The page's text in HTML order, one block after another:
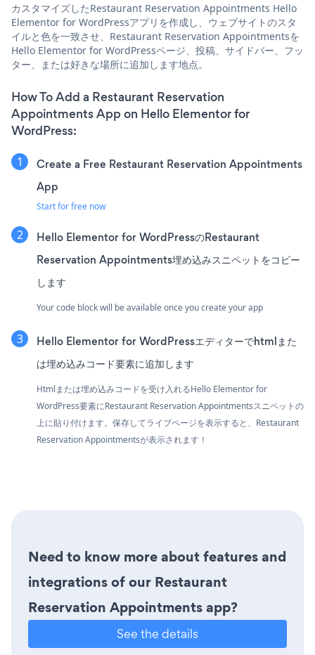
カスタマイズしたRestaurant Reservation Appointments Hello
Elementor for WordPressアプリを作成し、ウェブサイトのスタ
イルと色を一致させ、Restaurant Reservation Appointmentsを
Hello Elementor for WordPressページ、投稿、サイドバー、フッ
ター、または好きな場所に追加します地点。
How To Add a Restaurant Reservation
Appointments App on Hello Elementor for
WordPress:
Create a Free Restaurant Reservation Appointments
App
Start for free now
Hello Elementor for WordPressのRestaurant
Reservation Appointments埋め込みスニペットをコピー
します
Your code block will be available once you create your app
Hello Elementor for WordPressエディターでhtmlまた
は埋め込みコード要素に追加します
Htmlまたは埋め込みコードを受け入れるHello Elementor for
WordPress要素にRestaurant Reservation Appointmentsスニペットの
上に貼り付けます。保存してライブページを表示すると、Restaurant
Reservation Appointmentsが表示されます！
Need to know more about features and
integrations of our Restaurant
Reservation Appointments app?
See the details